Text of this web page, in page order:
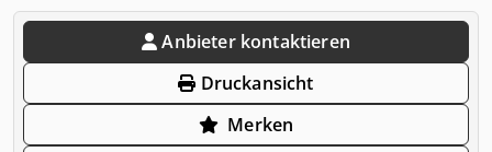
Anbieter kontaktieren
Druckansicht
Merken